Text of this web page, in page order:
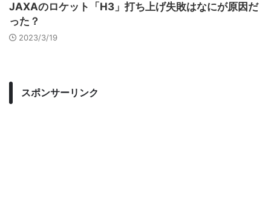
JAXAのロケット「H3」打ち上げ失敗はなにが原因だ
った？
2023/3/19
スポンサーリンク